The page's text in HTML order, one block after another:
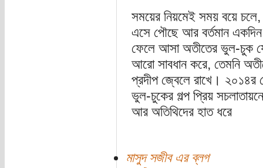
সময়ের নিয়মেই সময় বয়ে
এসে পৌছে আর বর্তমান
ফেলে আসা অতীতের ভুল-চুক
আরো সাবধান করে, তেমনি
প্রদীপ জ্বেলে রাখে। ২০১৪র
ভুল-চুকের গল্প প্রিয়
আর অতিথিদের হাত ধরে
মাসুদ সজীব এর ব্লগ